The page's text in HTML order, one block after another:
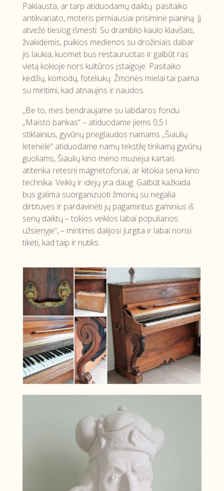
Paklausta, ar tarp atiduodamų daiktų pasitaiko
antikvariato, moteris pirmiausiai prisiminė pianiną. Jį
atvežė tiesiog išmesti. Su dramblio kaulo klavišais,
žvakidėmis, puikios medienos su drožiniais dabar
jis laukia, kuomet bus restauruotas ir galbūt ras
vietą kokioje nors kultūros įstaigoje. Pasitaiko
kėdžių, komodų, foteliukų. Žmonės mielai tai paima
su mintimi, kad atnaujins ir naudos.
„Be to, mes bendraujame su labdaros fondu
„Maisto bankas“ – atiduodame jiems 0,5 l
stiklainius, gyvūnų prieglaudos namams „Šiaulių
letenėlė“ atiduodame namų tekstilę tinkamą gyvūnų
guoliams, Šiaulių kino meno muziejui kartais
atitenka retesni magnetofonai, ar kitokia sena kino
technika. Veiklų ir idėjų yra daug. Galbūt kažkada
bus galima suorganizuoti žmonių su negalia
dirbtuves ir pardavinėti jų pagamintus gaminius iš
senų daiktų – tokios veiklos labai populiarios
užsienyje“, – mintimis dalijosi Jurgita ir labai norisi
tikėti, kad taip ir nutiks.